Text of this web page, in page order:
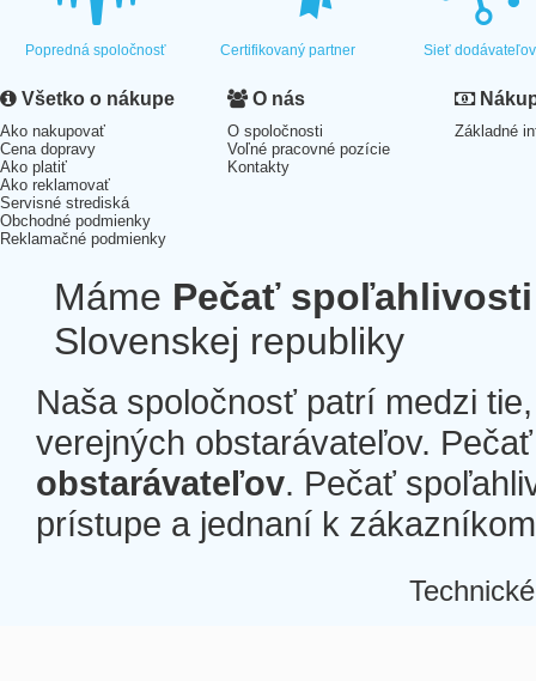
Popredná spoločnosť Certifikovaný partner Sieť dodávateľov
Všetko o nákupe
Ako nakupovať
Cena dopravy
Ako platiť
Ako reklamovať
Servisné strediská
Obchodné podmienky
Reklamačné podmienky
O nás
O spoločnosti
Voľné pracovné pozície
Kontakty
Základné
Máme Pečať spoľahlivosti
Slovenskej republiky
Naša spoločnosť patrí medzi
verejných obstarávateľov.
obstarávateľov. Pečať
prístupe a jednaní k